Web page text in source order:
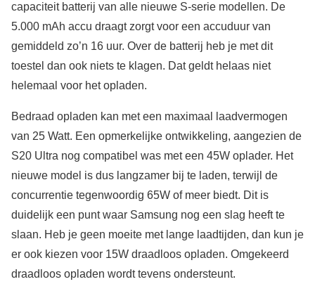
capaciteit batterij van alle nieuwe S-serie modellen. De
5.000 mAh accu draagt zorgt voor een accuduur van
gemiddeld zo’n 16 uur. Over de batterij heb je met dit
toestel dan ook niets te klagen. Dat geldt helaas niet
helemaal voor het opladen.
Bedraad opladen kan met een maximaal laadvermogen
van 25 Watt. Een opmerkelijke ontwikkeling, aangezien de
S20 Ultra nog compatibel was met een 45W oplader. Het
nieuwe model is dus langzamer bij te laden, terwijl de
concurrentie tegenwoordig 65W of meer biedt. Dit is
duidelijk een punt waar Samsung nog een slag heeft te
slaan. Heb je geen moeite met lange laadtijden, dan kun je
er ook kiezen voor 15W draadloos opladen. Omgekeerd
draadloos opladen wordt tevens ondersteunt.